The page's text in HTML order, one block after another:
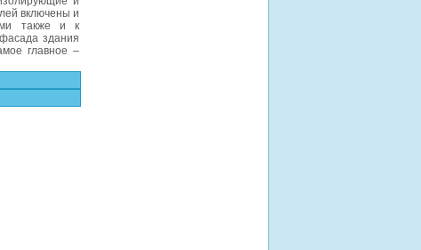
включены и
также и к
здания
главное –